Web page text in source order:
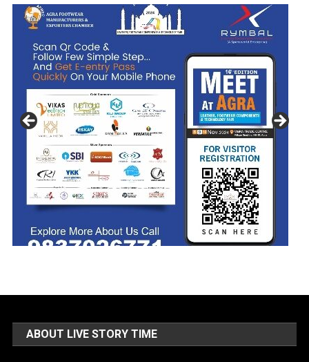
ABOUT LIVE STORY TIME